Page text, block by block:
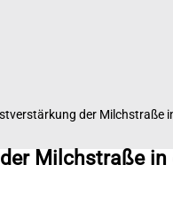
der Milchstraße
Milchstraße